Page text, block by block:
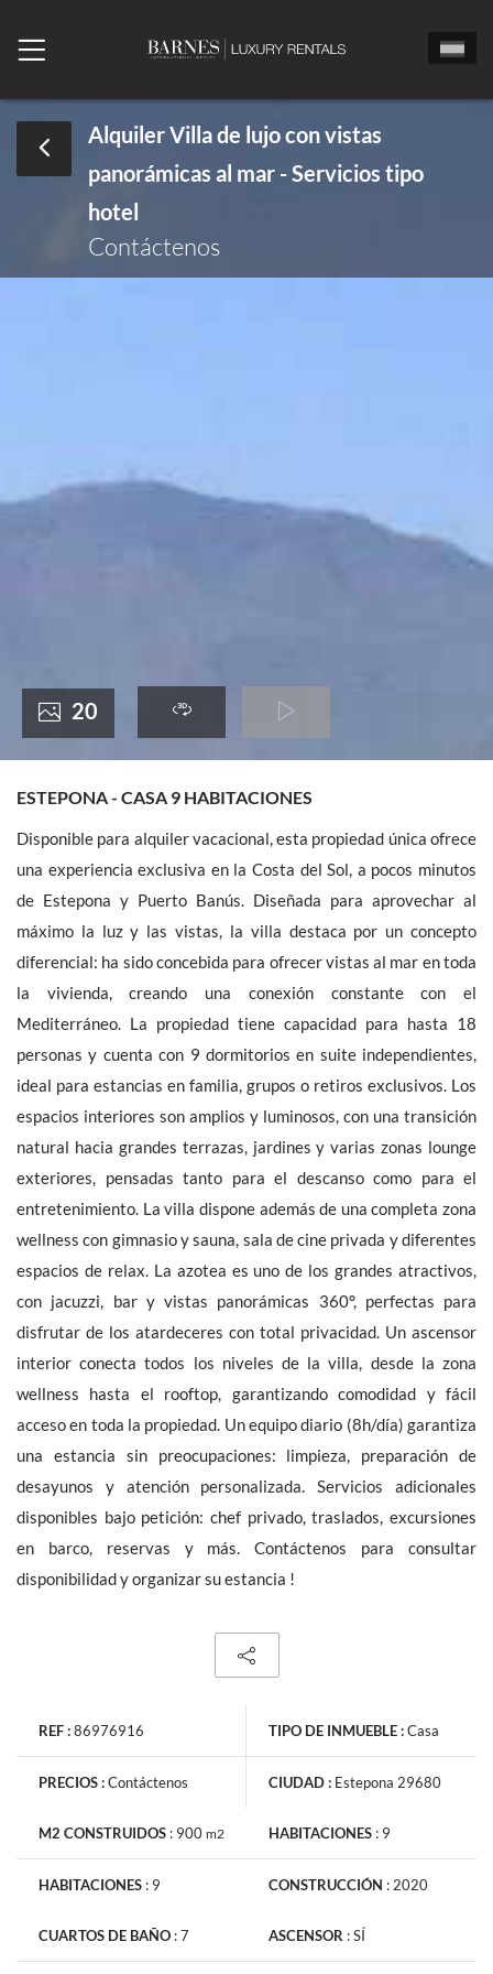
Alquiler Villa de lujo con vistas
panorámicas al mar - Servicios tipo
hotel
Contáctenos
20
ESTEPONA - CASA 9 HABITACIONES
Disponible para alquiler vacacional, esta propiedad única ofrece
una experiencia exclusiva en la Costa del Sol, a pocos minutos
de Estepona y Puerto Banús. Diseñada para aprovechar al
máximo la luz y las vistas, la villa destaca por un concepto
diferencial: ha sido concebida para ofrecer vistas al mar en toda
la vivienda, creando una conexión constante con el
Mediterráneo. La propiedad tiene capacidad para hasta 18
personas y cuenta con 9 dormitorios en suite independientes,
ideal para estancias en familia, grupos o retiros exclusivos. Los
espacios interiores son amplios y luminosos, con una transición
natural hacia grandes terrazas, jardines y varias zonas lounge
exteriores, pensadas tanto para el descanso como para el
entretenimiento. La villa dispone además de una completa zona
wellness con gimnasio y sauna, sala de cine privada y diferentes
espacios de relax. La azotea es uno de los grandes atractivos,
con jacuzzi, bar y vistas panorámicas 360°, perfectas para
disfrutar de los atardeceres con total privacidad. Un ascensor
interior conecta todos los niveles de la villa, desde la zona
wellness hasta el rooftop, garantizando comodidad y fácil
acceso en toda la propiedad. Un equipo diario (8h/día) garantiza
una estancia sin preocupaciones: limpieza, preparación de
desayunos y atención personalizada. Servicios adicionales
disponibles bajo petición: chef privado, traslados, excursiones
en barco, reservas y más. Contáctenos para consultar
disponibilidad y organizar su estancia !
REF :86976916
PRECIOS :Contáctenos
TIPO DE INMUEBLE :Casa
CIUDAD : Estepona 29680
M2 CONSTRUIDOS : 900 m2
HABITACIONES : 9
HABITACIONES : 9
CONSTRUCCIÓN :2020
CUARTOS DE BAÑO :7 ASCENSOR :SÍ
Número de personas
France +(33)
La información recabada es necesaria para la tramitación de su
solicitud. También pueden consultar nuestra Política de
Protección de Datos de Carácter Personal si hace clic en este
vinculo. En todo momento dispone de un derecho de acceso, de
modificación, de rectificación y supresión.